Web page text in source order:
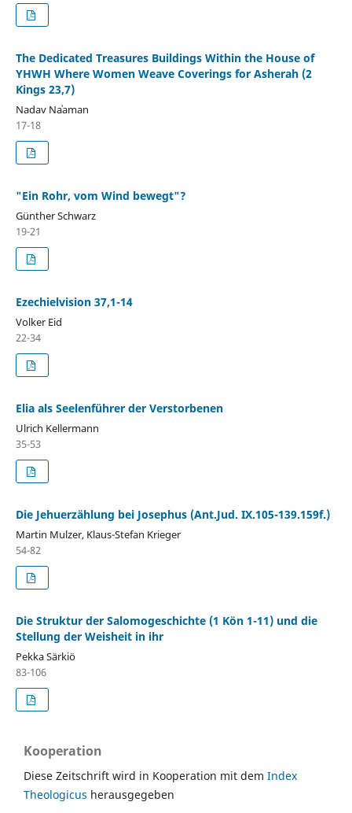
The Dedicated Treasures Buildings Within the House of
YHWH Where Women Weave Coverings for Asherah (2
Kings 23,7)
Nadav Naʾaman
17-18
"Ein Rohr, vom Wind bewegt"?
Günther Schwarz
19-21
Ezechielvision 37,1-14
Volker Eid
22-34
Elia als Seelenführer der Verstorbenen
Ulrich Kellermann
35-53
Die Jehuerzählung bei Josephus (Ant.Jud. IX.105-139.159f.)
Martin Mulzer, Klaus-Stefan Krieger
54-82
Die Struktur der Salomogeschichte (1 Kön 1-11) und die
Stellung der Weisheit in ihr
Pekka Särkiö
83-106
Kooperation
Diese Zeitschrift wird in Kooperation mit dem Index
Theologicus herausgegeben